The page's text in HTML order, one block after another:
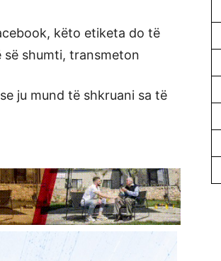
këto etiketa do të
së shumti, transmeton
ju mund të shkruani sa të